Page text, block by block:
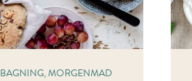
BAGNING, MORGENMAD